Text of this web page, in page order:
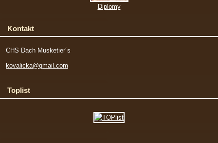
Diplomy
Kontakt
CHS Dach Musketier´s
kovalicka@gmail.com
Toplist